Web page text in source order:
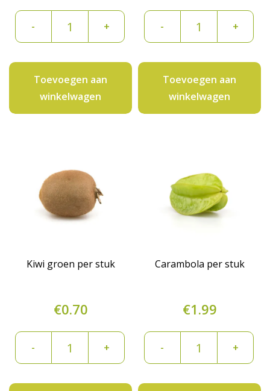
-
bessen
gram
aantal
+
Toevoegen aan
winkelwagen
-
geel
aantal
+
Toevoegen aan
winkelwagen
Kiwi groen per stuk
€0.70
-
groen
+
Carambola per stuk
€1.99
- +